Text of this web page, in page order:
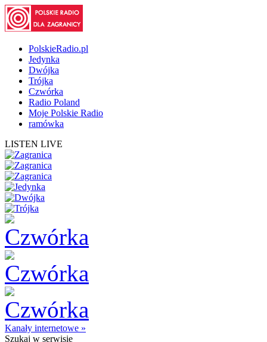
PolskieRadio.pl
Jedynka
Dwójka
Trójka
Czwórka
Radio Poland
Moje Polskie Radio
ramówka
LISTEN LIVE
Kanały internetowe »
Szukaj w serwisie